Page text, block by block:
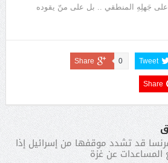
على جَهلِهِ المنطقي .. بل على منّ يقوده
Tweet
Share 0
Share
قد تشدد موقفها من إسرائيل إذا
المساعدات عن غزة